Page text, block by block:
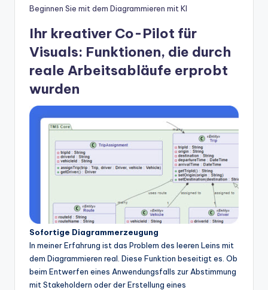
Beginnen Sie mit dem Diagrammieren mit KI
Ihr kreativer Co-Pilot für
Visuals: Funktionen, die durch
reale Arbeitsabläufe erprobt
wurden
Sofortige Diagrammerzeugung
In meiner Erfahrung ist das Problem des leeren Leins mit
dem Diagrammieren real. Diese Funktion beseitigt es. Ob
beim Entwerfen eines Anwendungsfalls zur Abstimmung
mit Stakeholdern oder der Erstellung eines